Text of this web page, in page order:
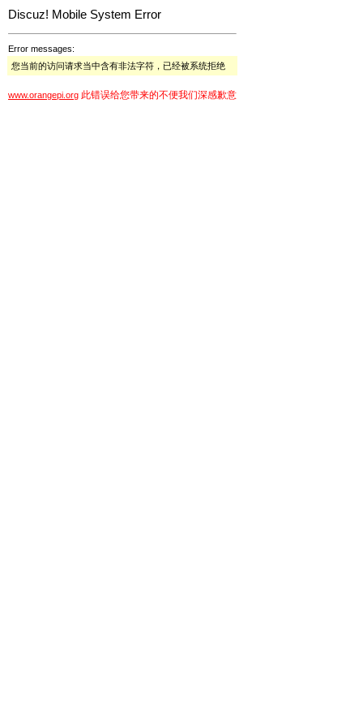
Discuz! Mobile System Error
Error messages:
您当前的访问请求当中含有非法字符，已经被系统拒绝
www.orangepi.org 此错误给您带来的不便我们深感歉意